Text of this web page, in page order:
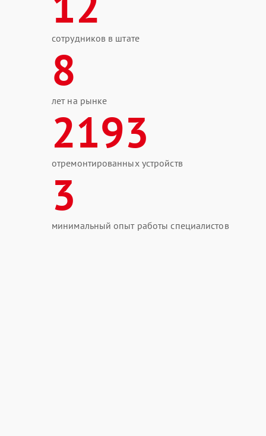
сотрудников в штате
8
лет на рынке
2193
отремонтированных устройств
3
минимальный опыт работы специалистов